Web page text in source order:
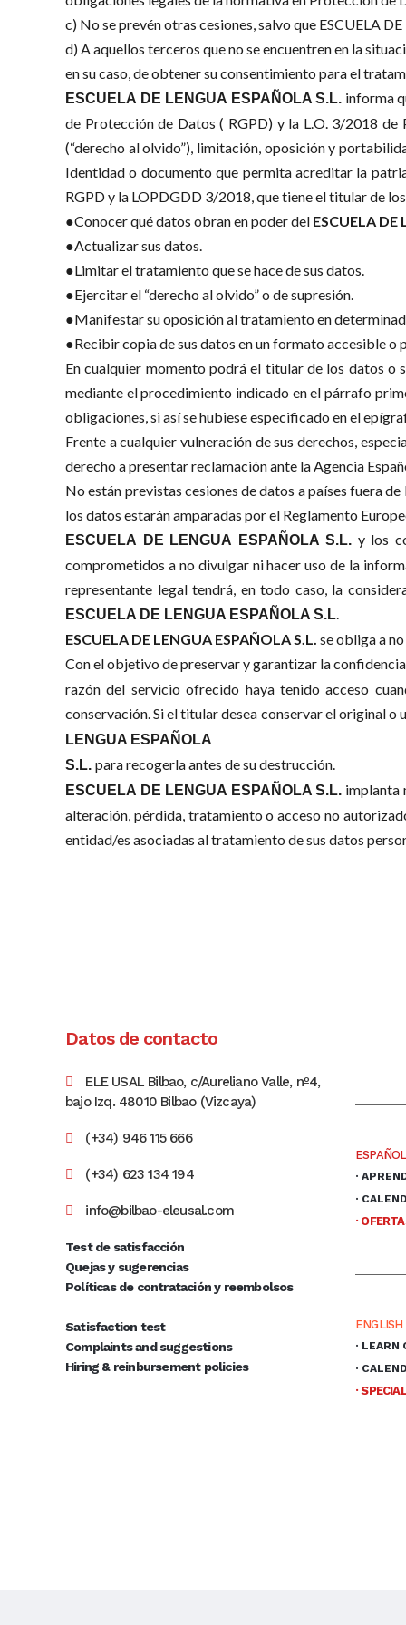
c) No se prevén otras cesiones, salvo que ESCUELA
d) A aquellos terceros que no se encuentren en la
en su caso, de obtener su consentimiento para el
ESCUELA DE LENGUA ESPAÑOLA S.L. informa
de Protección de Datos ( RGPD) y la L.O. 3/2018
(“derecho al olvido”), limitación, oposición y
Identidad o documento que permita acreditar la
RGPD y la LOPDGDD 3/2018, que tiene el titular de
●Conocer qué datos obran en poder del ESCUELA DE
●Actualizar sus datos.
●Limitar el tratamiento que se hace de sus datos.
●Ejercitar el “derecho al olvido” o de supresión.
●Manifestar su oposición al tratamiento en
●Recibir copia de sus datos en un formato accesible o
En cualquier momento podrá el titular de los datos
mediante el procedimiento indicado en el párrafo
obligaciones, si así se hubiese especificado en el
Frente a cualquier vulneración de sus derechos,
derecho a presentar reclamación ante la Agencia
No están previstas cesiones de datos a países fuera
los datos estarán amparadas por el Reglamento
ESCUELA DE LENGUA ESPAÑOLA S.L. y los
comprometidos a no divulgar ni hacer uso de la
representante legal tendrá, en todo caso, la
ESCUELA DE LENGUA ESPAÑOLA S.L.
ESCUELA DE LENGUA ESPAÑOLA S.L. se obliga a
Con el objetivo de preservar y garantizar la
razón del servicio ofrecido haya tenido acceso
conservación. Si el titular desea conservar el original
LENGUA ESPAÑOLA
S.L. para recogerla antes de su destrucción.
ESCUELA DE LENGUA ESPAÑOLA S.L. implanta
alteración, pérdida, tratamiento o acceso no
entidad/es asociadas al tratamiento de sus datos
Datos de contacto
ELE USAL Bilbao, c/Aureliano Valle, nº4,
bajo Izq. 48010 Bilbao (Vizcaya)
(+34) 946 115 666
(+34) 623 134 194
info@bilbao-eleusal.com
Test de satisfacción
Quejas y sugerencias
Políticas de contratación y reembolsos
Satisfaction test
Complaints and suggestions
Hiring & reinbursement policies
ESPAÑOL
·
·
·
ENGLISH
· LEARN
·
·